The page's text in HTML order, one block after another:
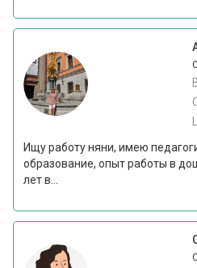
Ищу работу няни, имею
образование, опыт работы в
лет в...